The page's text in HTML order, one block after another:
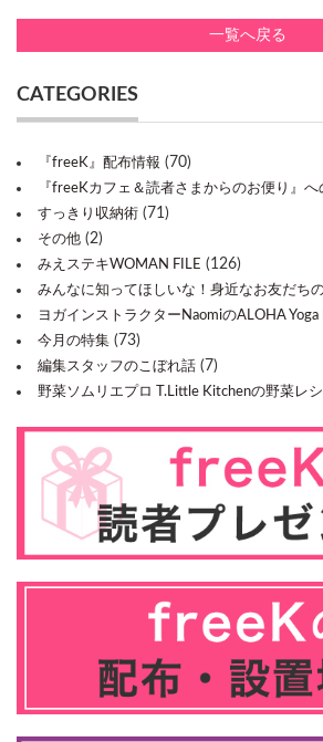
一覧へ戻る
CATEGORIES
『freeK』配布情報 (70)
『freeKカフェ＆読者さまからのお便り』へ
すっきり収納術 (71)
その他 (2)
みえステキWOMAN FILE (126)
みんなに知ってほしいな！身近なお友だち
ヨガインストラクターNaomiのALOHA Yoga
今月の特集 (73)
編集スタッフのこぼれ話 (7)
野菜ソムリエプロ T.Little Kitchenの野菜レ